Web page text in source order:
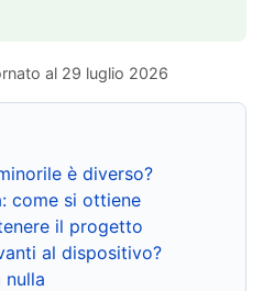
al 29 luglio 2026
è diverso?
come si ottiene
il progetto
al dispositivo?
nulla